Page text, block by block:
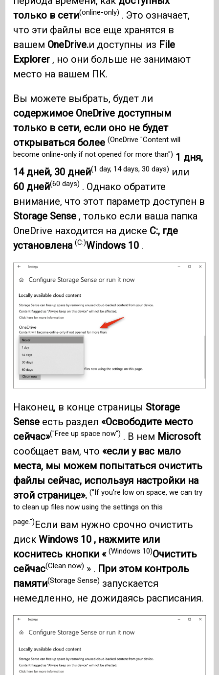
только в сети(online-only) . Это означает,
что эти файлы все еще хранятся в
вашем OneDrive.и доступны из File
Explorer , но они больше не занимают
место на вашем ПК.
Вы можете выбрать, будет ли
содержимое OneDrive доступным
только в сети, если оно не будет
открываться более(OneDrive "Content will
become online-only if not opened for more than") 1 дня,
14 дней, 30 дней(1 day, 14 days, 30 days) или
60 дней(60 days) . Однако обратите
внимание, что этот параметр доступен в
Storage Sense , только если ваша папка
OneDrive находится на диске C:, где
установлена(C:)​​Windows 10 .
Наконец, в конце страницы Storage
Sense есть раздел «Освободите место
сейчас»("Free up space now") . В нем Microsoft
сообщает вам, что «если у вас мало
места, мы можем попытаться очистить
файлы сейчас, используя настройки на
этой странице».("If you're low on space, we can try
to clean up files now using the settings on this
page.")Если вам нужно срочно очистить
дискWindows 10 , нажмите или
коснитесь кнопки «(Windows 10)Очистить
сейчас(Clean now) » . При этом контроль
памяти(Storage Sense) запускается
немедленно, не дожидаясь расписания.